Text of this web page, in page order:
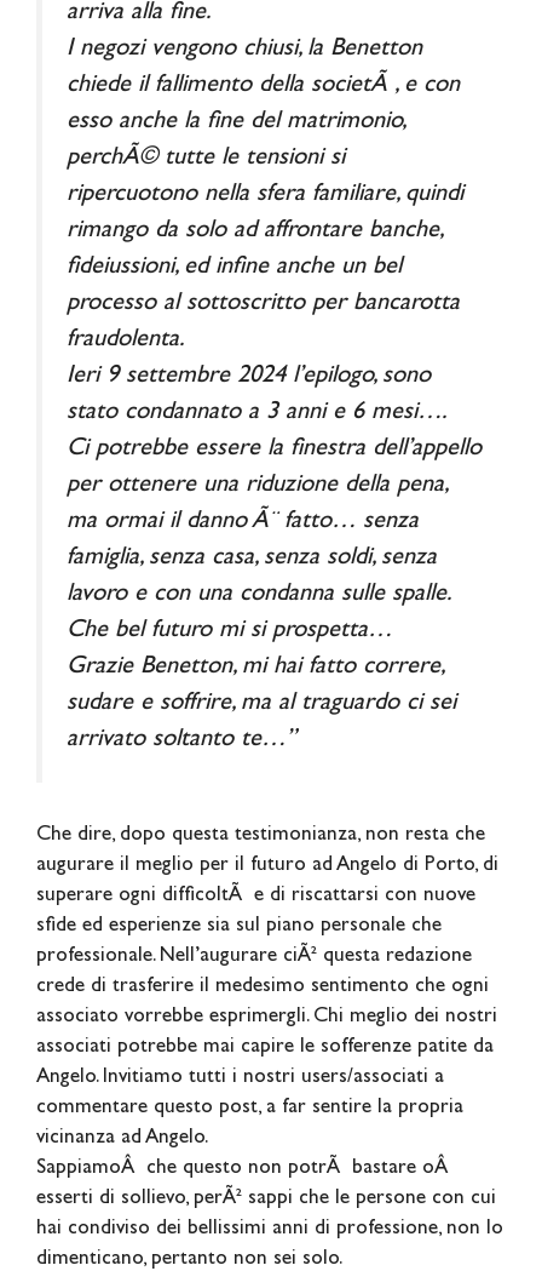
arriva alla fine.
I negozi vengono chiusi, la Benetton
chiede il fallimento della societÃ , e con
esso anche la fine del matrimonio,
perchÃ© tutte le tensioni si
ripercuotono nella sfera familiare, quindi
rimango da solo ad affrontare banche,
fideiussioni, ed infine anche un bel
processo al sottoscritto per bancarotta
fraudolenta.
Ieri 9 settembre 2024 l’epilogo, sono
stato condannato a 3 anni e 6 mesi….
Ci potrebbe essere la finestra dell’appello
per ottenere una riduzione della pena,
ma ormai il danno Ã¨ fatto… senza
famiglia, senza casa, senza soldi, senza
lavoro e con una condanna sulle spalle.
Che bel futuro mi si prospetta…
Grazie Benetton, mi hai fatto correre,
sudare e soffrire, ma al traguardo ci sei
arrivato soltanto te…”
Che dire, dopo questa testimonianza, non resta che
augurare il meglio per il futuro ad Angelo di Porto, di
superare ogni difficoltÃ e di riscattarsi con nuove
sfide ed esperienze sia sul piano personale che
professionale. Nell’augurare ciÃ² questa redazione
crede di trasferire il medesimo sentimento che ogni
associato vorrebbe esprimergli. Chi meglio dei nostri
associati potrebbe mai capire le sofferenze patite da
Angelo. Invitiamo tutti i nostri users/associati a
commentare questo post, a far sentire la propria
vicinanza ad Angelo.
SappiamoÂ che questo non potrÃ bastare oÂ
esserti di sollievo, perÃ² sappi che le persone con cui
hai condiviso dei bellissimi anni di professione, non lo
dimenticano, pertanto non sei solo.